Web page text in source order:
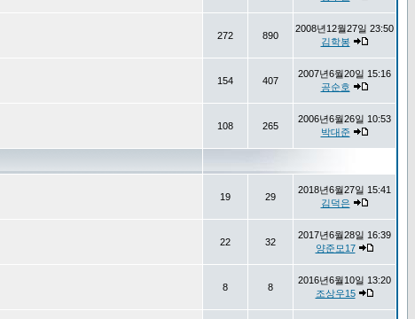
272 890
2008년12월27일 23:50
김학봉
154 407
2007년6월20일 15:16
공순호
108 265
2006년6월26일 10:53
박대준
19 29
2018년6월27일 15:41
김덕은
22 32
2017년6월28일 16:39
양준모17
8 8
2016년6월10일 13:20
조상우15